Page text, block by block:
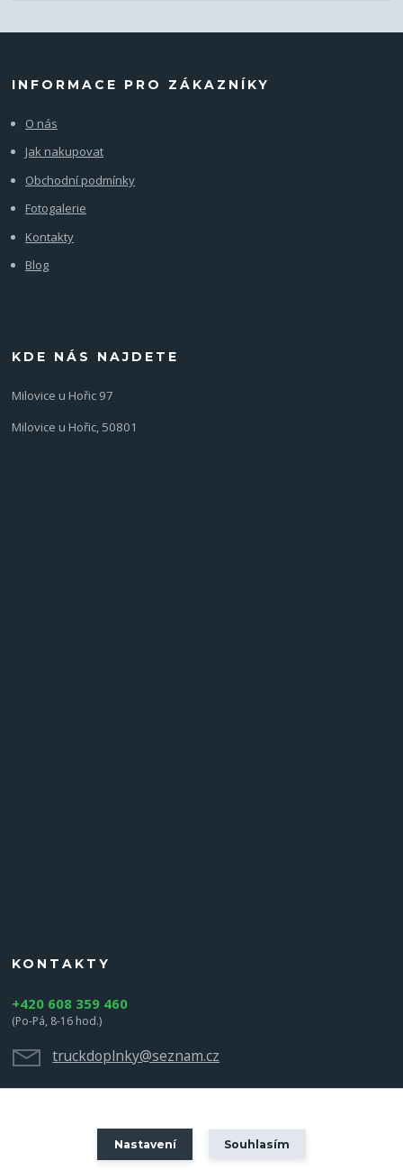
INFORMACE PRO ZÁKAZNÍKY
O nás
Jak nakupovat
Obchodní podmínky
Fotogalerie
Kontakty
Blog
KDE NÁS NAJDETE
Milovice u Hořic 97
Milovice u Hořic, 50801
KONTAKTY
+420 608 359 460
(Po-Pá, 8-16 hod.)
truckdoplnky@seznam.cz
Nastavení Souhlasím